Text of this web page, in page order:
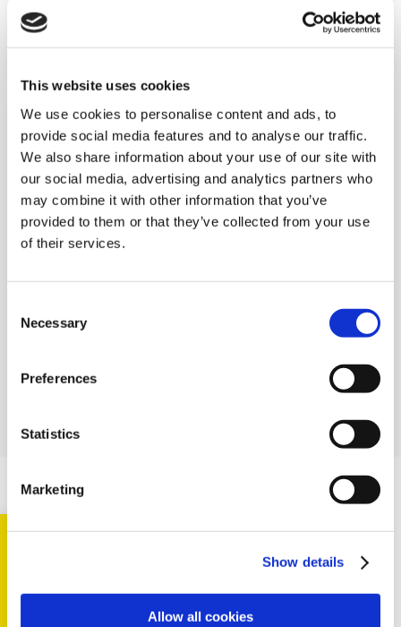
This website uses cookies
We use cookies to personalise content and ads, to
provide social media features and to analyse our traffic.
We also share information about your use of our site with
our social media, advertising and analytics partners who
may combine it with other information that you’ve
provided to them or that they’ve collected from your use
of their services.
Selection
Necessary
Preferences
Statistics
Marketing
Show details
Allow all cookies
Notre modèle SOLO facilite le calcul des
obtiendra en ayant Triscan comme
PARTICULIERS POUR LES